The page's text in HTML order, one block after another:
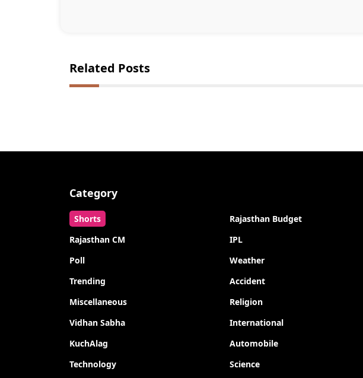
Related Posts
Category
Shorts
Rajasthan Budget
Rajasthan CM
IPL
Poll
Weather
Trending
Accident
Miscellaneous
Religion
Vidhan Sabha
International
KuchAlag
Automobile
Technology
Science